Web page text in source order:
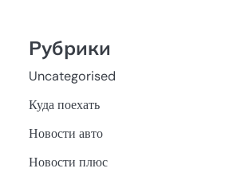
Рубрики
Uncategorised
Куда поехать
Новости авто
Новости плюс